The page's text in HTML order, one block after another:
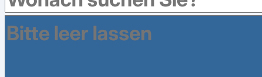
Wechsel mehrere hundert Euro im Jahr sparen.
Selbstständige,
die den ganzen Beitrag tragen,
sparen doppelt. Ihre individuelle Beitrags-Ersparnis